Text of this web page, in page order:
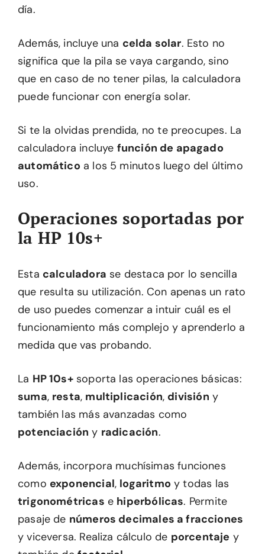
día.
Además, incluye una celda solar. Esto no
significa que la pila se vaya cargando, sino
que en caso de no tener pilas, la calculadora
puede funcionar con energía solar.
Si te la olvidas prendida, no te preocupes. La
calculadora incluye función de apagado
automático a los 5 minutos luego del último
uso.
Operaciones soportadas por
la HP 10s+
Esta calculadora se destaca por lo sencilla
que resulta su utilización. Con apenas un rato
de uso puedes comenzar a intuir cuál es el
funcionamiento más complejo y aprenderlo a
medida que vas probando.
La HP 10s+soporta las operaciones básicas:
suma, resta, multiplicación, división y
también las más avanzadas como
potenciación y radicación.
Además, incorpora muchísimas funciones
como exponencial, logaritmo y todas las
trigonométricas e hiperbólicas. Permite
pasaje de números decimales a fracciones
y viceversa. Realiza cálculo de porcentaje y